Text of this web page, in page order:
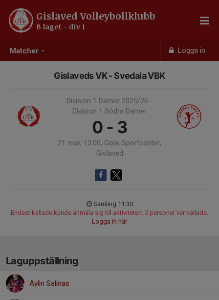
Matcher Logga in
Gislaved Volleybollklubb
B laget - div 1
Gislaveds VK - Svedala VBK
Division 1 Damer 2025/26 -
Division 1 Södra Damer
0 - 3
21 mar, 13:00, Gisle Sportcenter,
Gislaved
Samling 11:30
Endast kallade kunde anmäla sig till aktiviteten. 5 personer var kallade.
Logga in här
Laguppställning
Aylin Salinas